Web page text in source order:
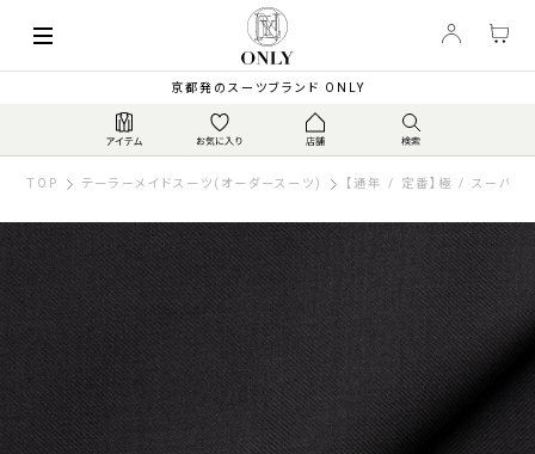
京都発のスーツブランド ONLY
TOP テーラーメイドスーツ(オーダースーツ) 【通年 / 定番】極 / スーパー